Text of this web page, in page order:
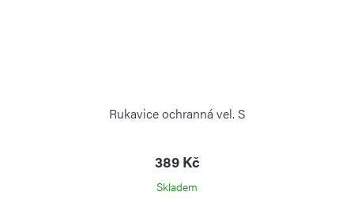
Rukavice ochranná vel. S
389 Kč
Skladem